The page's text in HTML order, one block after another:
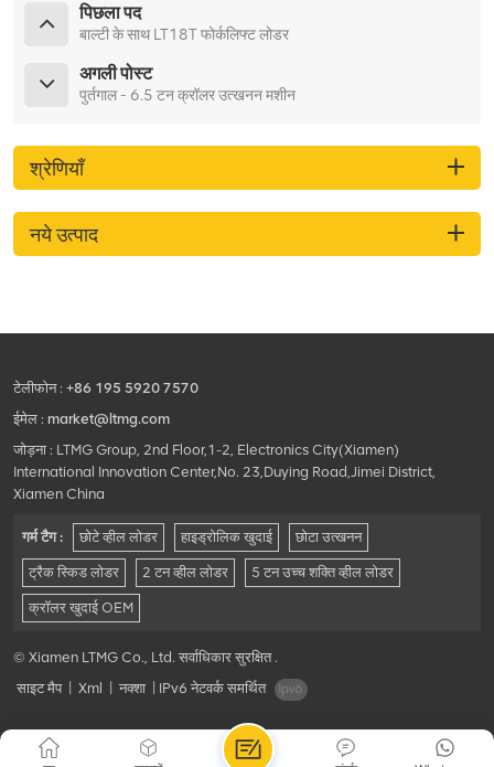
पिछला पद
बाल्टी के साथ LT18T फोर्कलिफ्ट लोडर
अगली पोस्ट
पुर्तगाल - 6.5 टन क्रॉलर उत्खनन मशीन
श्रेणियाँ
नये उत्पाद
टेलीफोन : +86 195 5920 7570
ईमेल : market@ltmg.com
जोड़ना : LTMG Group, 2nd Floor,1-2, Electronics City(Xiamen)
International Innovation Center,No. 23,Duying Road,Jimei District,
Xiamen China
गर्म टैग : छोटे व्हील लोडर हाइड्रोलिक खुदाई छोटा उत्खनन
ट्रैक स्किड लोडर 2 टन व्हील लोडर 5 टन उच्च शक्ति व्हील लोडर
क्रॉलर खुदाई OEM
© Xiamen LTMG Co., Ltd. सर्वाधिकार सुरक्षित .
साइट मैप
Xml नक्शा IPv6 नेटवर्क समर्थित